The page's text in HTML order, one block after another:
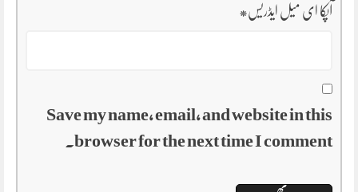
آپکا ای میل ایڈریس*
Save my name, email, and website in this
browser for the next time I comment.